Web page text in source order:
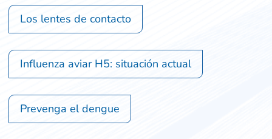
Los lentes de contacto
Influenza aviar H5: situación actual
Prevenga el dengue